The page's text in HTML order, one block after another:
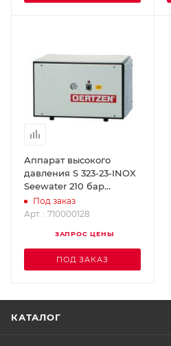
Аппарат высокого
давления S 323-23-INOX
Seewater 210 бар
OERTZEN 710000128
Под заказ
Арт. : 710000128
ЗАПРОС ЦЕНЫ
ПОД ЗАКАЗ
КАТАЛОГ